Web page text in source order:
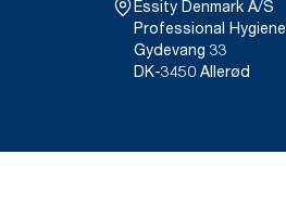
Essity Denmark A/S
Professional Hygiene
Gydevang 33
DK-3450 Allerød